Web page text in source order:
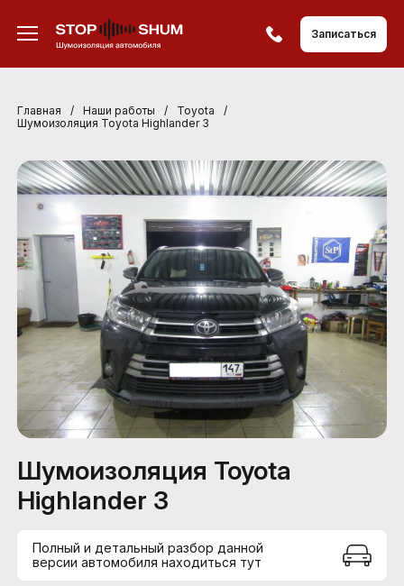
Записаться
Главная / Наши работы / Toyota
/
Шумоизоляция Toyota Highlander 3
Шумоизоляция Toyota
Highlander 3
Полный и детальный разбор данной
версии автомобиля находиться тут